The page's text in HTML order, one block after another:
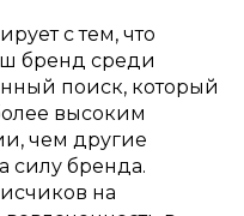
с тем, что
бренд среди
поиск, который
высоким
чем другие
силу бренда.
на